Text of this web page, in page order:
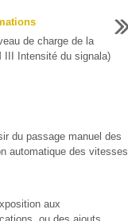
de charge de la
III Intensité du signala)
du passage manuel des
automatique des vitesses
aux